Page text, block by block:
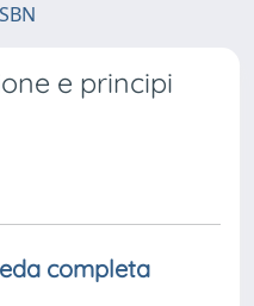
e principi
completa